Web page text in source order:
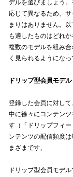
デルを選びましょう
応じて異なるため、
まりはありません。
も適したものはどれか
複数のモデルを組み
く見られるようになっ
ドリップ型会員モデル
登録した会員に対し
中に徐々にコンテン
す（「ドリップフィ
ンテンツの配信頻度
まざまです。
ドリップ型会員モデ